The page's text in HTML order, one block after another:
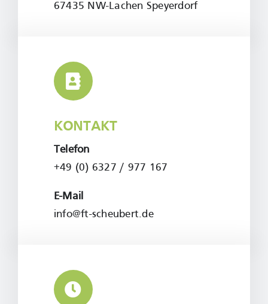
67435 NW-Lachen Speyerdorf
KONTAKT
Telefon
+49 (0) 6327 / 977 167
E-Mail
info@ft-scheubert.de